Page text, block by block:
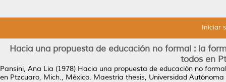
Iniciar
Hacia una propuesta de educación no formal : la
todos en
Pansini, Ana Lia (1978) Hacia una propuesta de educación no
en Ptzcuaro, Mich., México. Maestría thesis, Universidad Autónoma